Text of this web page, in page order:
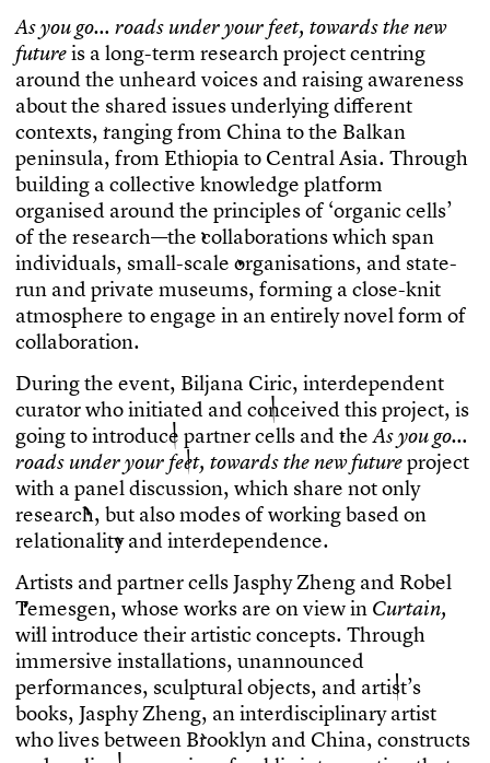
Asyougo… roads underyour feet, towardsthenew
futureis a long-term researchprojectcentring
aroundthe unheardvoices andraising awareness
aboutthe sharedissuesunderlyingdiferent
contexts, rangingfrom China tothe Balkan
peninsula, from Ethiopia to CentralAsia. Through
building a collective knowledge platform
organised aroundthe principlesof ‘organic cells’
ofthe research—the collaborationswhich span
individuals, small-scale organisations, and state-
run andprivate museums, forming a close-knit
atmosphere toengage in anentirelynovelform of
collaboration.
Duringthe event, Biljana Ciric, interdependent
curatorwhoinitiated andconceivedthisproject, is
goingtointroduce partnercells andthe Asyougo…
roads underyour feet, towardsthenew futureproject
with a paneldiscussion, which share notonly
research, but alsomodesofworkingbasedon
relationality andinterdependence.
Artists andpartnercellsJasphyZheng and Robel
Temesgen, whose works are onviewin Curtain,
willintroduce their artistic concepts. Through
immersive installations, unannounced
performances, sculpturalobjects, and artist’s
books, JasphyZheng, aninterdisciplinary artist
wholivesbetween Brooklyn and China, constructs